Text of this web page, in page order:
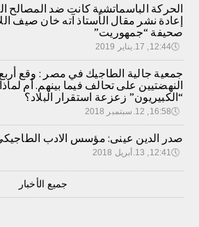
الحركة الباسماتشية كانت ضد المصالح
إعادة نشر مقال الأستاذ آته خان صيف
صحيفة “جمهوريت”
🕔12:44, 17.يناير 2019
جمعية جالية الطاجيك في مصر : وقع
النهضتيين على تحالف فيما بينهم. أم
“الكبيريون” زعزعة استقرار البلاد؟
🕔16:58, 12.سبتمبر 2018
صدر الدين عينى: مؤسس الادب
🕔12:41, 13.أبريل 2018
جميع الأخبار